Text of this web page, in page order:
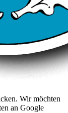
Wir möchten
an Google